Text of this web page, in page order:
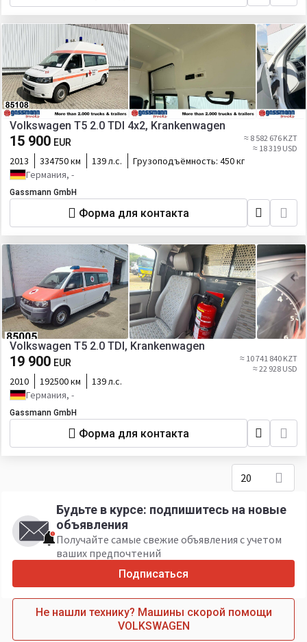
Volkswagen T5 2.0 TDI 4x2, Krankenwagen
15 900 EUR
≈ 8 582 676 KZT
≈ 18 319 USD
2013 334750 км 139 л.с. Грузоподъёмность: 450 кг
Германия, -
Gassmann GmbH
Форма для контакта
Volkswagen T5 2.0 TDI, Krankenwagen
19 900 EUR
≈ 10 741 840 KZT
≈ 22 928 USD
2010 192500 км
139 л.с.
Германия, -
Gassmann GmbH
Форма для контакта
20
Будьте в курсе: подпишитесь на новые
объявления
Получайте самые свежие объявления с учетом
ваших предпочтений
Подписаться
Не нашли технику? Машины скорой помощи
VOLKSWAGEN